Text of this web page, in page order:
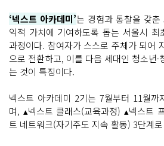
‘넥스트 아카데미’는 경험과 통찰을 갖
익적 가치에 기여하도록 돕는 서울시 최
과정이다. 참여자가 스스로 주체가 되어
으로 전환하고, 이를 다음 세대인 청소년·
는 것이 특징이다.
넥스트 아카데미 2기는 7월부터 11월까
며, ▴넥스트 클래스(교육과정) ▴넥스트
트 네트워크(자기주도 지속 활동) 3단계